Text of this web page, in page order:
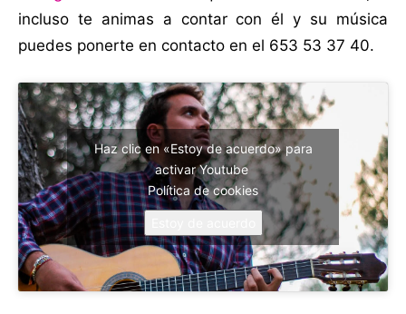
incluso te animas a contar con él y su música
puedes ponerte en contacto en el 653 53 37 40.
Haz clic en «Estoy de acuerdo» para
activar Youtube
Política de cookies